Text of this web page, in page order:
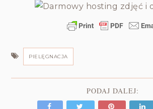
PIELĘGNACJA
PODAJ DALEJ: